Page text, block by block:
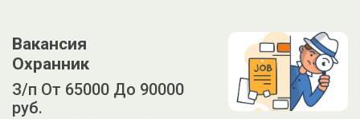
Вакансия
Охранник
З/п От 65000 До 90000
руб.